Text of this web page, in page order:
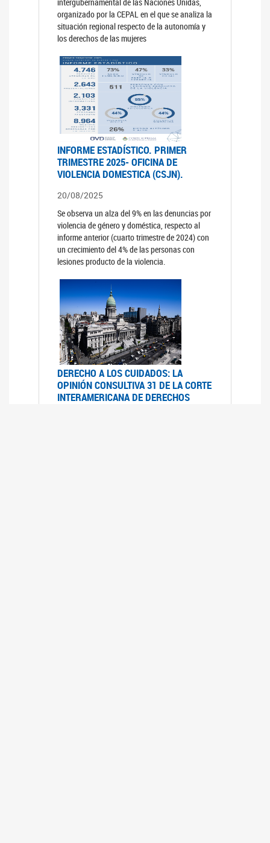
intergubernamental de las Naciones Unidas,
organizado por la CEPAL en el que se analiza la
situación regional respecto de la autonomía y
los derechos de las mujeres
INFORME ESTADÍSTICO. PRIMER
TRIMESTRE 2025- OFICINA DE
VIOLENCIA DOMESTICA (CSJN).
20/08/2025
Se observa un alza del 9% en las denuncias por
violencia de género y doméstica, respecto al
informe anterior (cuarto trimestre de 2024) con
un crecimiento del 4% de las personas con
lesiones producto de la violencia.
DERECHO A LOS CUIDADOS: LA
OPINIÓN CONSULTIVA 31 DE LA CORTE
INTERAMERICANA DE DERECHOS